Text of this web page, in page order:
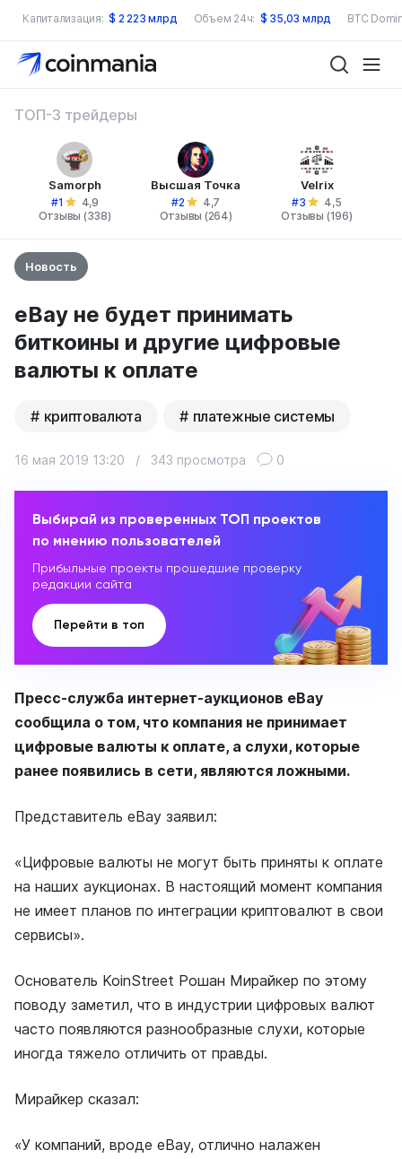
Капитализация: $ 2 223 млрд Объем 24ч: $ 35,03 млрд BTC
ТОП-3 трейдеры
Samorph
#1
4,9
Отзывы (338)
Высшая Точка
#2
4,7
Отзывы (264)
Velrix
#3
4,5
Отзывы (196)
Новость
eBay не будет принимать
биткоины и другие цифровые
валюты к оплате
криптовалюта платежные системы
16 мая 2019 13:20 / 343 просмотра 0
Выбирай из проверенных ТОП проектов
по мнению пользователей
Прибыльные проекты прошедшие проверку
редакции сайта
Перейти в топ
Пресс-служба интернет-аукционов eBay
сообщила о том, что компания не принимает
цифровые валюты к оплате, а слухи, которые
ранее появились в сети, являются ложными.
Представитель eBay заявил:
«Цифровые валюты не могут быть приняты к оплате
на наших аукционах. В настоящий момент компания
не имеет планов по интеграции криптовалют в свои
сервисы».
Основатель KoinStreet Рошан Мирайкер по этому
поводу заметил, что в индустрии цифровых валют
часто появляются разнообразные слухи, которые
иногда тяжело отличить от правды.
Мирайкер сказал:
«У компаний, вроде eBay, отлично налажен